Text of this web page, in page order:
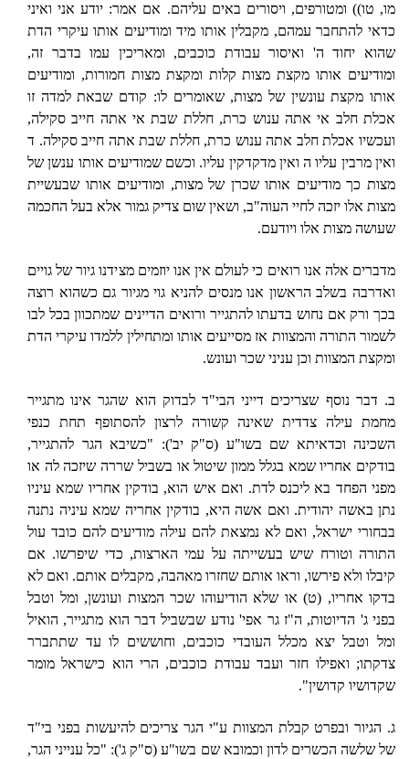
מו, טו)) ומטורפים, ויסורים באים עליהם. אם אמר: יודע אני ואיני
כדאי להתחבר עמהם, מקבלין אותו מיד ומודיעים אותו עיקרי הדת
שהוא יחוד ה' ואיסור עבודת כוכבים, ומאריכין עמו בדבר זה,
ומודיעים אותו מקצת מצות קלות ומקצת מצות חמורות, ומודיעים
אותו מקצת עונשין של מצות, שאומרים לו: קודם שבאת למדה זו
אכלת חלב אי אתה ענוש כרת, חללת שבת אי אתה חייב סקילה,
ועכשיו אכלת חלב אתה ענוש כרת, חללת שבת אתה חייב סקילה. ד
ואין מרבין עליו ה ואין מדקדקין עליו. וכשם שמודיעים אותו ענשן של
מצות כך מודיעים אותו שכרן של מצות, ומודיעים אותו שבעשיית
מצות אלו יזכה לחיי העוה"ב, ושאין שום צדיק גמור אלא בעל החכמה
שעושה מצות אלו ויודעם.
מדברים אלה אנו רואים כי לעולם אין אנו יוזמים מצידנו גיור של גויים
ואדרבה בשלב הראשון אנו מנסים להניא גוי מגיור גם כשהוא רוצה
בכך ורק אם נחוש בדעתו להתגייר ורואים הדיינים שמתכוון בכל לבו
לשמור התורה והמצוות אז מסייעים אותו ומתחילין ללמדו עיקרי הדת
ומקצת המצוות וכן עניני שכר ועונש.
ב. דבר נוסף שצריכים דייני הבי"ד לבדוק הוא שהגר אינו מתגייר
מחמת עילה צדדית שאינה קשורה לרצון להסתופף תחת כנפי
השכינה וכדאיתא שם בשו"ע (ס"ק יב'): "כשיבא הגר להתגייר,
בודקים אחריו שמא בגלל ממון שיטול או בשביל שררה שיזכה לה או
מפני הפחד בא ליכנס לדת. ואם איש הוא, בודקין אחריו שמא עיניו
נתן באשה יהודית. ואם אשה היא, בודקין אחריה שמא עיניה נתנה
בבחורי ישראל, ואם לא נמצאת להם עילה מודיעים להם כובד עול
התורה וטורח שיש בעשייתה על עמי הארצות, כדי שיפרשו. אם
קיבלו ולא פירשו, וראו אותם שחזרו מאהבה, מקבלים אותם. ואם לא
בדקו אחריו, (ט) או שלא הודיעוהו שכר המצות ועונשן, ומל וטבל
בפני ג' הדיוטות, ה"ז גר אפי' נודע שבשביל דבר הוא מתגייר, הואיל
ומל וטבל יצא מכלל העובדי כוכבים, וחוששים לו עד שתתברר
צדקתו; ואפילו חזר ועבד עבודת כוכבים, הרי הוא כישראל מומר
שקדושיו קדושין".
ג. הגיור ובפרט קבלת המצוות ע"י הגר צריכים להיעשות בפני בי"ד
של שלשה הכשרים לדון וכמובא שם בשו"ע (ס"ק ג'): "כל ענייני הגר,